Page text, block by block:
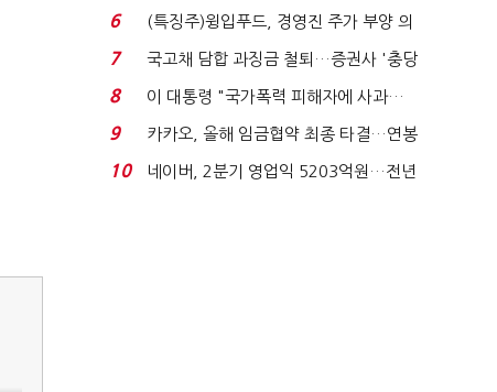
빈 매대 채우며 문 연 ...
6
(특징주)윙입푸드, 경영진 주가 부양 의
지에 상한가...
7
국고채 담합 과징금 철퇴…증권사 '충당
금 폭탄' 우려...
8
이 대통령 "국가폭력 피해자에 사과…
적극적 조사로 진...
9
카카오, 올해 임금협약 최종 타결…연봉
6.3% 인상·격려...
10
네이버, 2분기 영업익 5203억원…전년